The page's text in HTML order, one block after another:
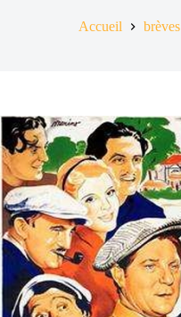
Accueil brèves